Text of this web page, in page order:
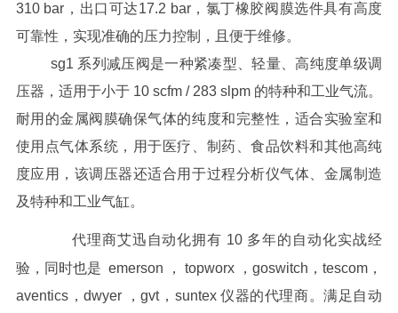
310 bar，出口可达17.2 bar，氯丁橡胶阀膜选件具有高度
可靠性，实现准确的压力控制，且便于维修。
sg1 系列减压阀是一种紧凑型、轻量、高纯度单级调
压器，适用于小于 10 scfm / 283 slpm 的特种和工业气流。
耐用的金属阀膜确保气体的纯度和完整性，适合实验室和
使用点气体系统，用于医疗、制药、食品饮料和其他高纯
度应用，该调压器还适合用于过程分析仪气体、金属制造
及特种和工业气缸。
代理商艾迅自动化拥有 10 多年的自动化实战经
验，同时也是 emerson ， topworx ，goswitch，tescom ，
aventics，dwyer ，gvt，suntex 仪器的代理商。满足自动